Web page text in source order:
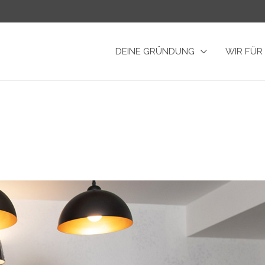
DEINE GRÜNDUNG WIR FÜR